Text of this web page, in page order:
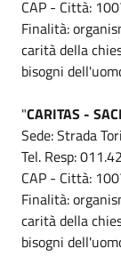
CAP - Città:
Finalità:
carità della
bisogni
"CARITAS -
Sede: Strada
Tel. Resp:
CAP - Città:
Finalità:
carità della
bisogni